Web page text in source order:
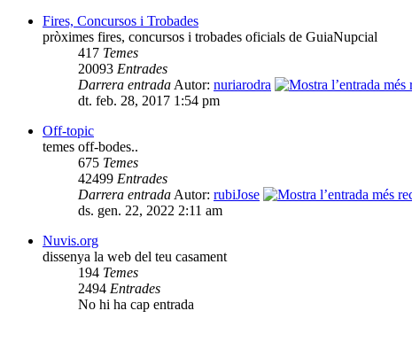
Fires, Concursos i Trobades
pròximes fires, concursos i trobades oficials de GuiaNupcial
417 Temes
20093 Entrades
Darrera entrada Autor: nuriarodra
dt. feb. 28, 2017 1:54 pm
Off-topic
temes off-bodes..
675 Temes
42499 Entrades
Darrera entrada Autor: rubiJose
ds. gen. 22, 2022 2:11 am
Nuvis.org
dissenya la web del teu casament
194 Temes
2494 Entrades
No hi ha cap entrada